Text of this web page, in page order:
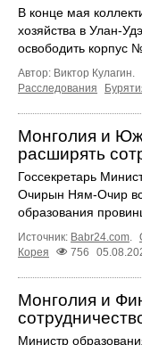
В конце мая
хозяйства в Улан-
освободить корпус
Автор: Виктор Кулагин.
Расследования
Монголия и
расширять
Госсекретарь
Очирын Ням-Очир
образования
Источник: Babr24.com.
Корея
756
Монголия и
Министр